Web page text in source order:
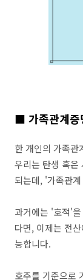
■ 가족관계증
한 개인의 가족관
우리는 탄생 혹은
되는데, '가족관
과거에는 '호적'
다면, 이제는 전
능합니다.
호주를 기준으로